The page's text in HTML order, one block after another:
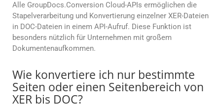
Alle GroupDocs.Conversion Cloud-APIs ermöglichen die
Stapelverarbeitung und Konvertierung einzelner XER-Dateien
in DOC-Dateien in einem API-Aufruf. Diese Funktion ist
besonders nützlich für Unternehmen mit großem
Dokumentenaufkommen.
Wie konvertiere ich nur bestimmte
Seiten oder einen Seitenbereich von
XER bis DOC?